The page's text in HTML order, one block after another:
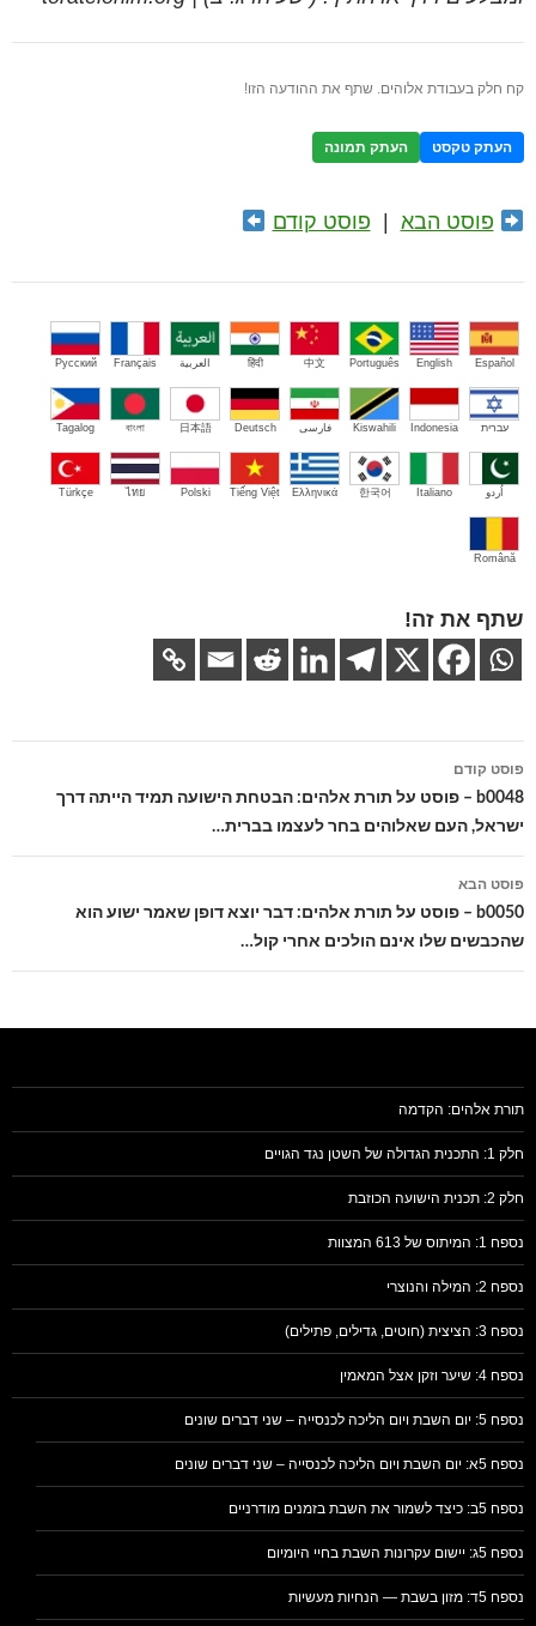
קח חלק בעבודת אלוהים. שתף את ההודעה הזו!
העתק טקסט העתק תמונה
פוסט הבא פוסט קודם
Español
English
Português
中文
हिंदी العربية Français
Русский
עברית Indonesia
Kiswahili فارسی Deutsch
日本語
বাংলা
Tagalog
اُردو Italiano
한국어
Ελληνικά
Tiếng Việt
Polski
ไทย
Türkçe
Română
שתף את זה!
ניווט
בפוסטים
פוסט קודם
b0048 – פוסט על תורת אלהים: הבטחת הישועה תמיד הייתה דרך
ישראל, העם שאלוהים בחר לעצמו בברית…
פוסט הבא
b0050 – פוסט על תורת אלהים: דבר יוצא דופן שאמר ישוע הוא
שהכבשים שלו אינם הולכים אחרי קול…
תורת אלהים: הקדמה
חלק 1: התכנית הגדולה של השטן נגד הגויים
חלק 2: תכנית הישועה הכוזבת
נספח 1: המיתוס של 613 המצוות
נספח 2: המילה והנוצרי
נספח 3: הציצית (חוטים, גדילים, פתילים)
נספח 4: שיער וזקן אצל המאמין
נספח 5: יום השבת ויום הליכה לכנסייה – שני דברים שונים
נספח 5א: יום השבת ויום הליכה לכנסייה – שני דברים שונים
נספח 5ב: כיצד לשמור את השבת בזמנים מודרניים
נספח 5ג: יישום עקרונות השבת בחיי היומיום
נספח 5ד: מזון בשבת — הנחיות מעשיות